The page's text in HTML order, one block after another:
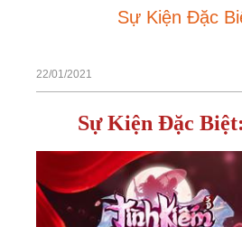
Sự Kiện Đặc
22/01/2021
Sự Kiện Đặc